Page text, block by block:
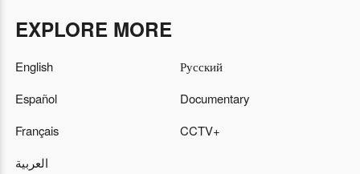
EXPLORE MORE
English
Español
Français
العربية
Русский
Documentary
CCTV+